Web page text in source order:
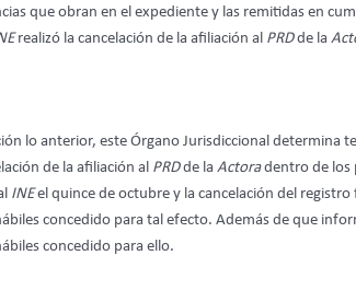
que obran en el expediente y las remitidas en
realizó la cancelación de la afiliación al PRDde la
lo anterior, este Órgano Jurisdiccional determina
de la afiliación al PRDde la Actoradentro de los
INEel quince de octubre y la cancelación del registro
concedido para tal efecto. Además de que
concedido para ello.